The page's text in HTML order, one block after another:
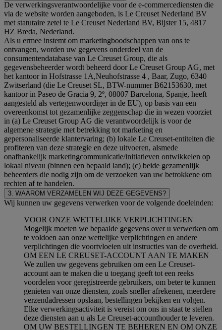
De verwerkingsverantwoordelijke voor de e-commercediensten die
via de website worden aangeboden, is Le Creuset Nederland BV
met statutaire zetel te Le Creuset Nederland BV, Bijster 15, 4817
HZ Breda, Nederland.
Als u ermee instemt om marketingboodschappen van ons te
ontvangen, worden uw gegevens onderdeel van de
consumentendatabase van Le Creuset Group, die als
gegevensbeheerder wordt beheerd door Le Creuset Group AG, met
het kantoor in Hofstrasse 1A,Neuhofstrasse 4 , Baar, Zugo, 6340
Zwitserland (die Le Creuset SL, BTW-nummer B62153630, met
kantoor in Paseo de Gracia 9, 2º, 08007 Barcelona, Spanje, heeft
aangesteld als vertegenwoordiger in de EU), op basis van een
overeenkomst tot gezamenlijke zeggenschap die in wezen voorziet
in (a) Le Creuset Group AG die verantwoordelijk is voor de
algemene strategie met betrekking tot marketing en
gepersonaliseerde klantervaring; (b) lokale Le Creuset-entiteiten die
profiteren van deze strategie en deze uitvoeren, alsmede
onafhankelijk marketingcommunicatie/initiatieven ontwikkelen op
lokaal niveau (binnen een bepaald land); (c) beide gezamenlijk
beheerders die nodig zijn om de verzoeken van uw betrokkene om
rechten af te handelen.
3. WAAROM VERZAMELEN WIJ DEZE GEGEVENS?
Wij kunnen uw gegevens verwerken voor de volgende doeleinden:
VOOR ONZE WETTELIJKE VERPLICHTINGEN
Mogelijk moeten we bepaalde gegevens over u verwerken om
te voldoen aan onze wettelijke verplichtingen en andere
verplichtingen die voortvloeien uit instructies van de overheid.
OM EEN LE CREUSET-ACCOUNT AAN TE MAKEN
We zullen uw gegevens gebruiken om een Le Creuset-
account aan te maken die u toegang geeft tot een reeks
voordelen voor geregistreerde gebruikers, om beter te kunnen
genieten van onze diensten, zoals sneller afrekenen, meerdere
verzendadressen opslaan, bestellingen bekijken en volgen.
Elke verwerkingsactiviteit is vereist om ons in staat te stellen
deze diensten aan u als Le Creuset-accounthouder te leveren.
OM UW BESTELLINGEN TE BEHEREN EN OM ONZE